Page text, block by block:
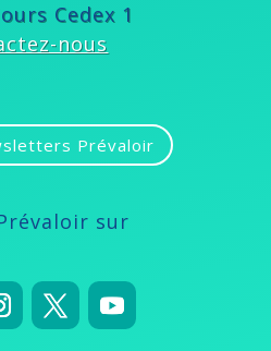
Cedex 1
nous
Prévaloir
sur